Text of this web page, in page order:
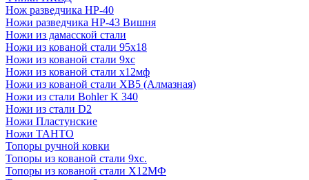
Нож разведчика НР-40
Ножи разведчика НР-43 Вишня
Ножи из дамасской стали
Ножи из кованой стали 95х18
Ножи из кованой стали 9хс
Ножи из кованой стали х12мф
Ножи из кованой стали ХВ5 (Алмазная)
Ножи из стали Bohler K 340
Ножи из стали D2
Ножи Пластунские
Ножи ТАНТО
Топоры ручной ковки
Топоры из кованой стали 9хс.
Топоры из кованой стали Х12МФ